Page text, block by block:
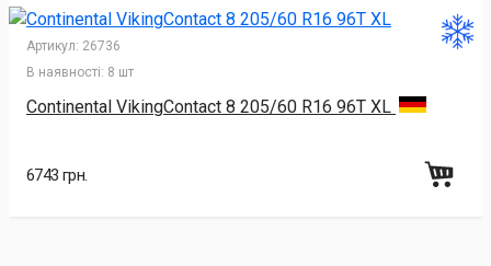
Артикул: 26736
В наявності: 8 шт
Continental VikingContact 8 205/60 R16 96T XL
6743 грн.